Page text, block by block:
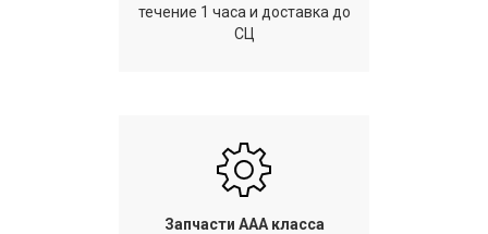
течение 1 часа и доставка до
СЦ
Запчасти AAA класса